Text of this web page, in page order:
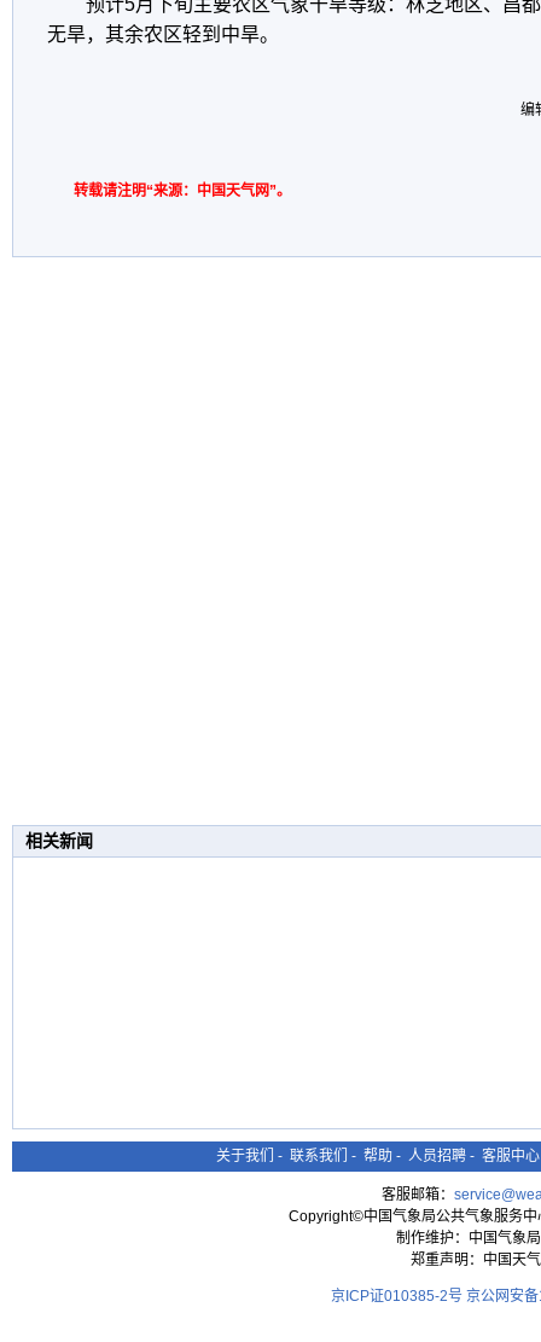
预计5月下旬主要农区气象干旱等级：林芝地区、昌
无旱，其余农区轻到中旱。
编
转载请注明“来源：中国天气网”。
相关新闻
关于我们 - 联系我们 - 帮助 - 人员招聘 - 客服中心
客服邮箱：
Copyright©中国气象局公共气象服务
制作维护：中国气象
郑重声明：中国天
京ICP证010385-2号 京公网安